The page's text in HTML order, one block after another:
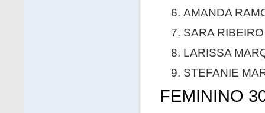
AMANDA
SARA
LARISSA
STEFANIE
FEMININO